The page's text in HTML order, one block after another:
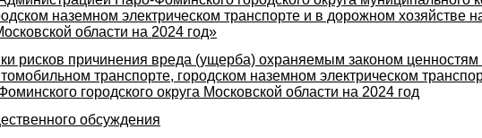
наземном электрическом транспорте и в дорожном хозяйстве
области на 2024 год»
рисков причинения вреда (ущерба) охраняемым законом ценностям
транспорте, городском наземном электрическом
городского округа Московской области на 2024 год
обсуждения